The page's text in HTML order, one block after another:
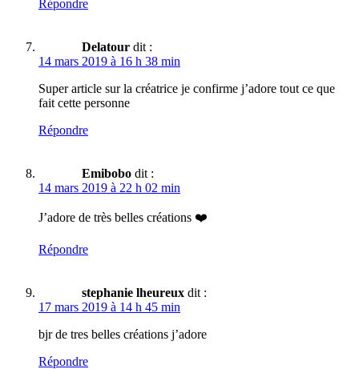
Répondre
Delatour dit :
14 mars 2019 à 16 h 38 min
Super article sur la créatrice je confirme j’adore tout ce que
fait cette personne
Répondre
Emibobo dit :
14 mars 2019 à 22 h 02 min
J’adore de très belles créations ❤️
Répondre
stephanie lheureux dit :
17 mars 2019 à 14 h 45 min
bjr de tres belles créations j’adore
Répondre